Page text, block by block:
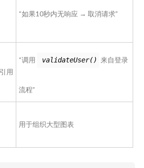
“如果10秒内无响应 → 取消请求”
用
“调用 validateUser() 来自登录
流程”
用于组织大型图表